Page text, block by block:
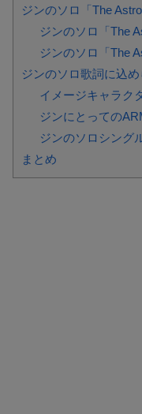
ジンのソロ「The
ジンのソロ「The
ジンのソロ「The
ジンのソロ歌詞に込
イメージキャラク
ジンにとっての
ジンのソロシング
まとめ